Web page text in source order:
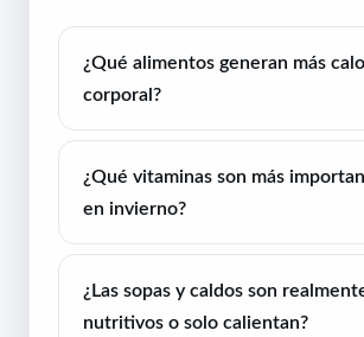
¿Qué alimentos generan más
corporal?
¿Qué vitaminas son más
en invierno?
¿Las sopas y caldos son
nutritivos o solo calientan?